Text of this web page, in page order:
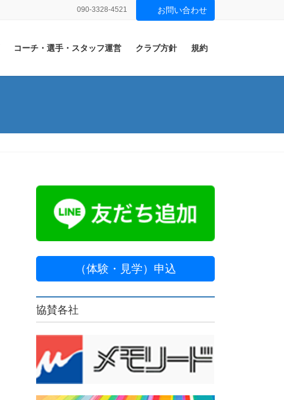
090-3328-4521 お問い合わせ
コーチ・選手・スタッフ運営 クラブ方針 規約
（体験・見学）申込
協賛各社